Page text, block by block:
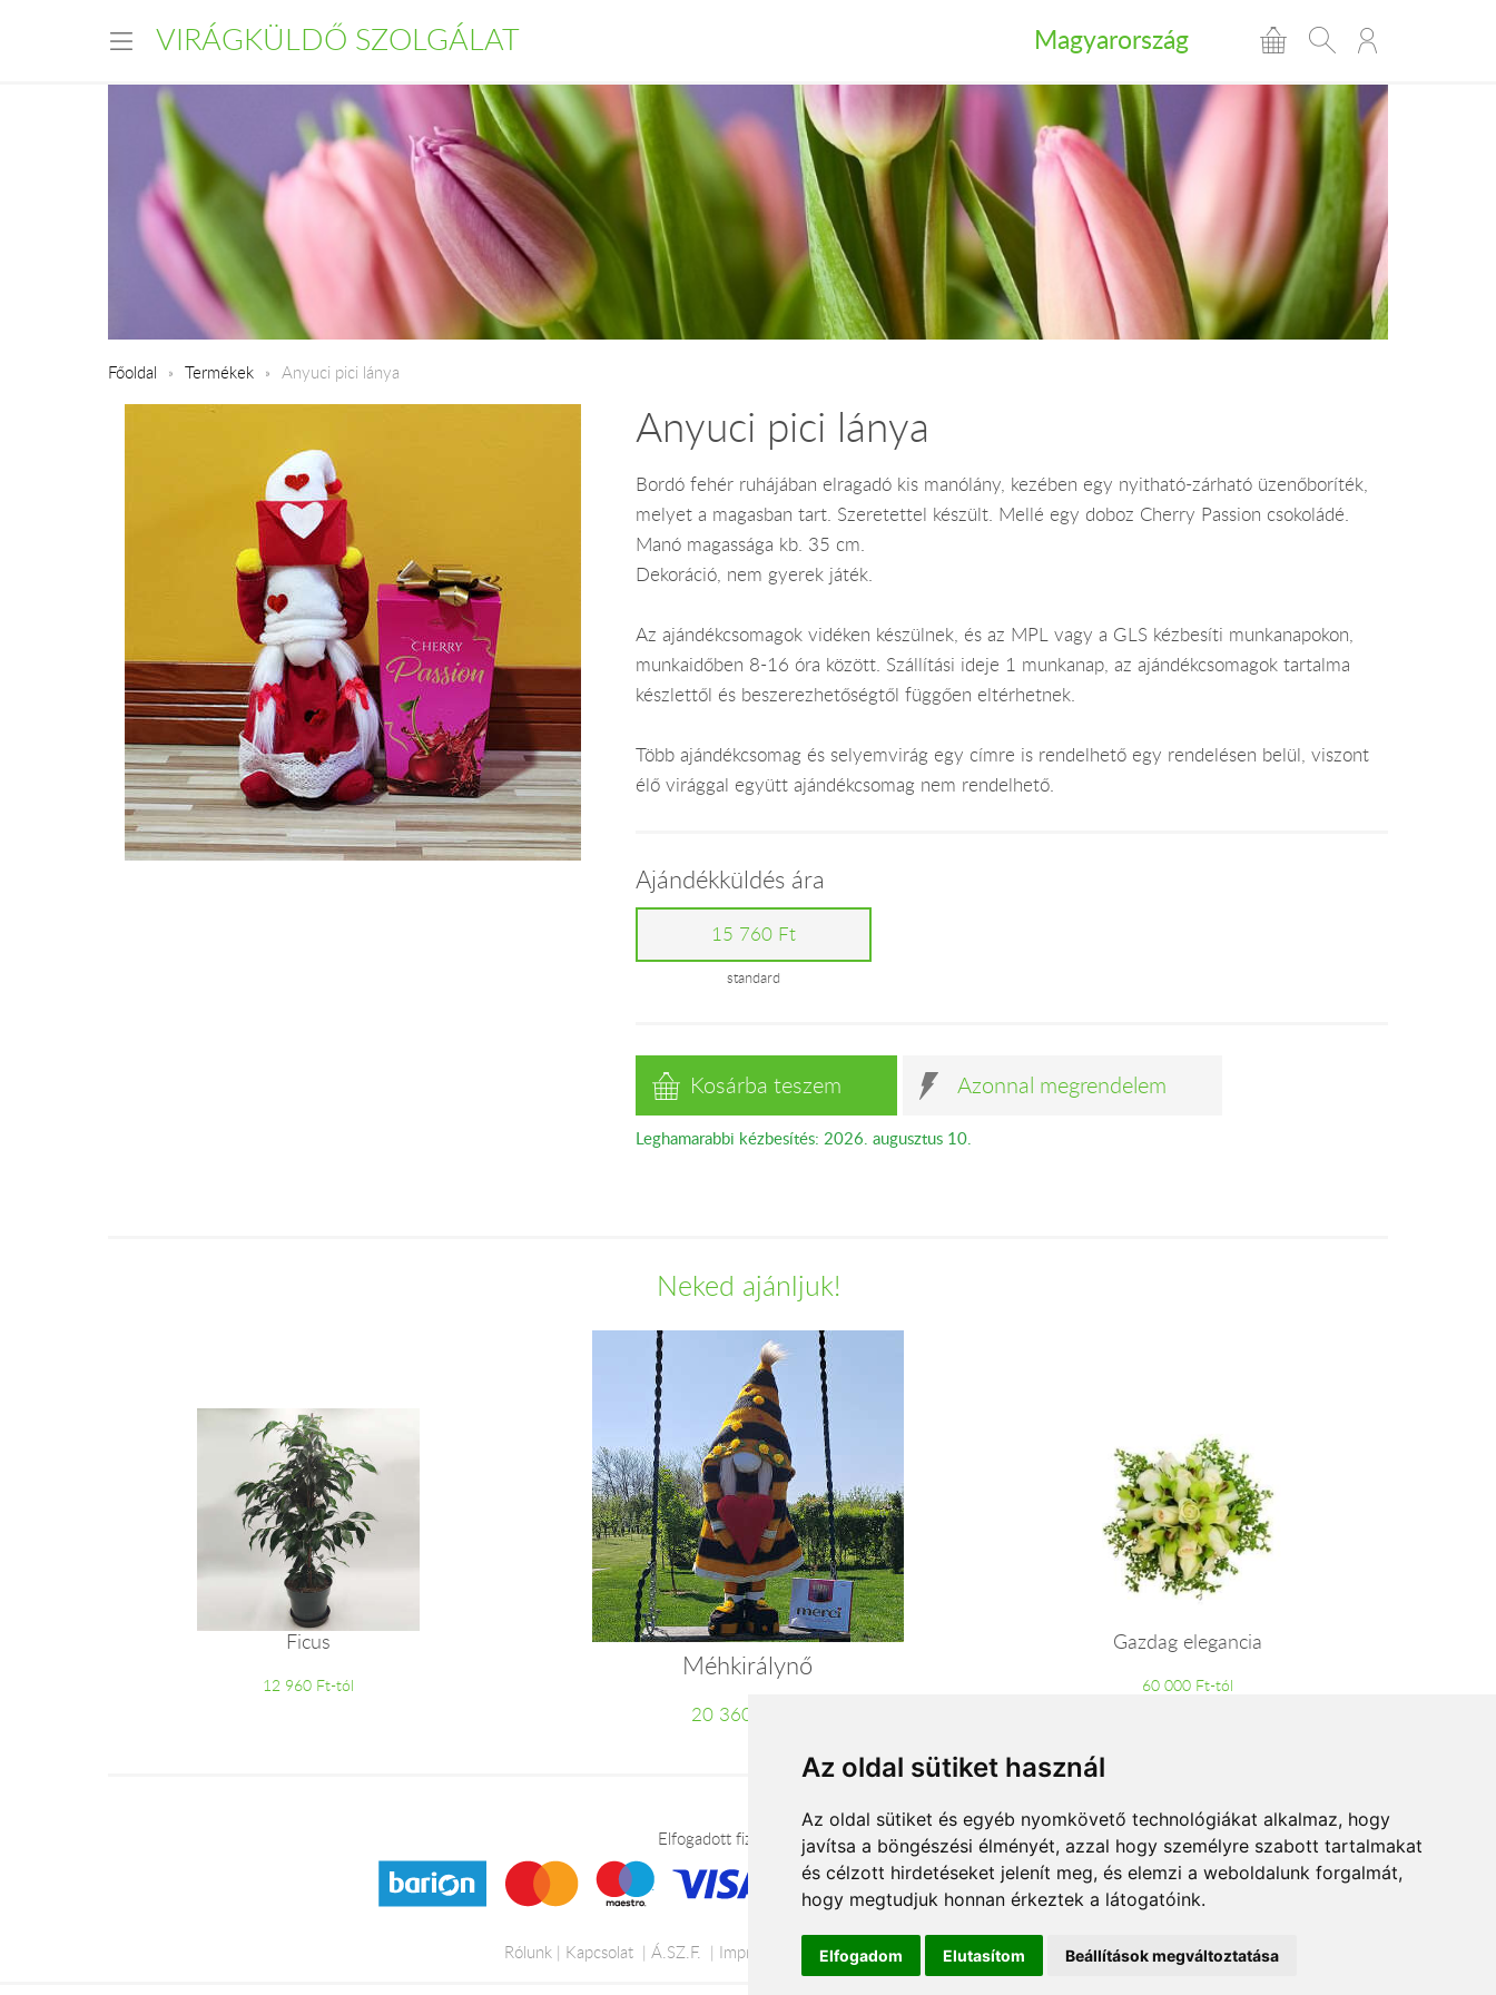
Az oldal sütiket használ
Az oldal sütiket és egyéb nyomkövető technológiákat alkalmaz, hogy
javítsa a böngészési élményét, azzal hogy személyre szabott tartalmakat
és célzott hirdetéseket jelenít meg, és elemzi a weboldalunk forgalmát,
hogy megtudjuk honnan érkeztek a látogatóink.
Elfogadom Elutasítom Beállítások megváltoztatása
VIRÁGKÜLDŐ SZOLGÁLAT Magyarország
Főoldal Termékek Anyuci pici lánya
Anyuci pici lánya
Bordó fehér ruhájában elragadó kis manólány, kezében egy nyitható-zárható üzenőboríték,
melyet a magasban tart. Szeretettel készült. Mellé egy doboz Cherry Passion csokoládé.
Manó magassága kb. 35 cm.
Dekoráció, nem gyerek játék.
Az ajándékcsomagok vidéken készülnek, és az MPL vagy a GLS kézbesíti munkanapokon,
munkaidőben 8-16 óra között. Szállítási ideje 1 munkanap, az ajándékcsomagok tartalma
készlettől és beszerezhetőségtől függően eltérhetnek.
Több ajándékcsomag és selyemvirág egy címre is rendelhető egy rendelésen belül, viszont
élő virággal együtt ajándékcsomag nem rendelhető.
Ajándékküldés ára
15 760 Ft
standard
Kosárba teszem Azonnal megrendelem
Leghamarabbi kézbesítés: 2026. augusztus 10.
Neked ajánljuk!
Ficus
12 960 Ft-tól
Méhkirálynő
20 360 Ft-tól
Gazdag elegancia
60 000 Ft-tól
Elfogadott fizetési módok
Rólunk Kapcsolat Á.SZ.F. Impresszum Adatkezelési tájékoztató